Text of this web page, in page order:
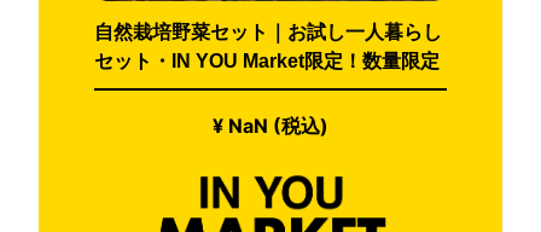
自然栽培野菜セット｜お試し一人暮らし
セット・IN YOU Market限定！数量限定
¥ NaN (税込)